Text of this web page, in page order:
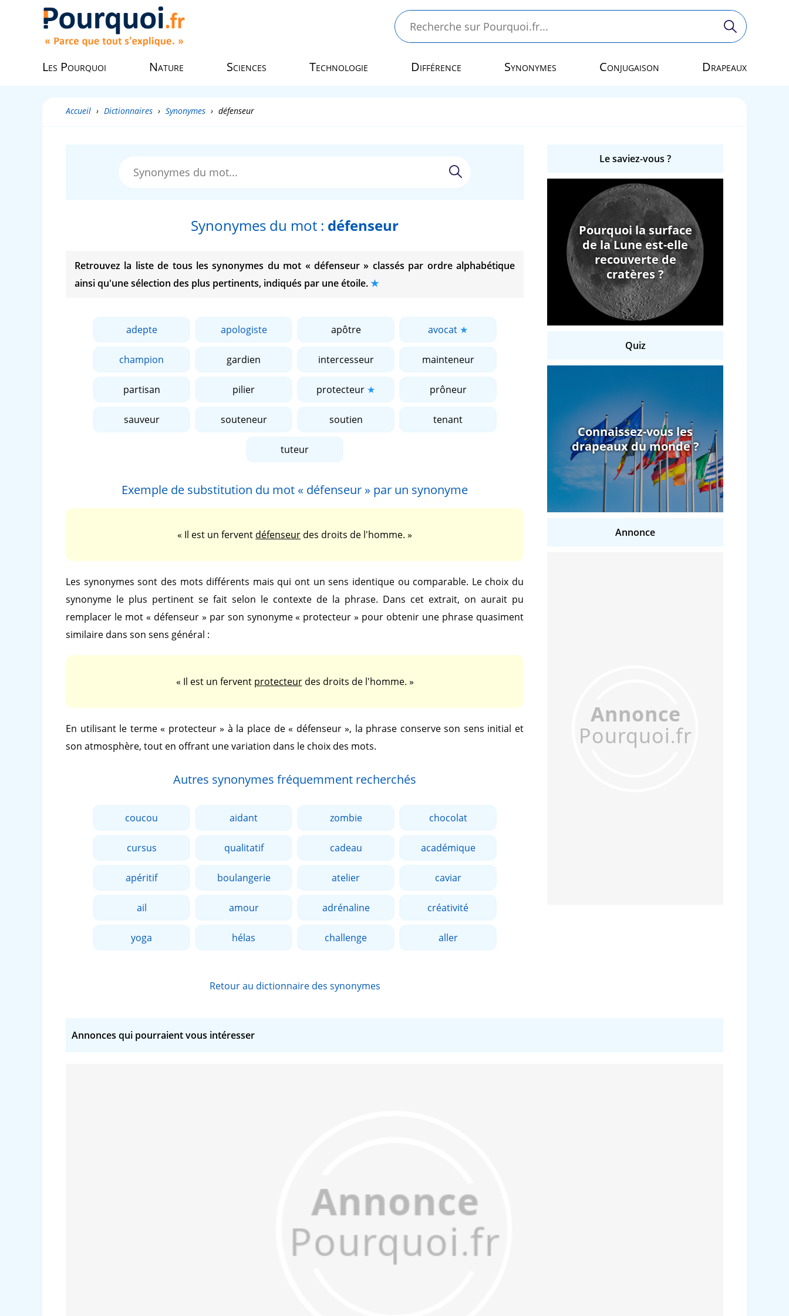
Les Pourquoi Nature Sciences Technologie Différence Synonymes Conjugaison Drapeaux
Accueil › Dictionnaires › Synonymes › défenseur
Synonymes du mot : défenseur
Retrouvez la liste de tous les synonymes du mot « défenseur » classés par ordre alphabétique
ainsi qu'une sélection des plus pertinents, indiqués par une étoile.
adepte apologiste apôtre avocat
champion gardien intercesseur mainteneur
partisan pilier protecteur prôneur
sauveur souteneur soutien tenant
tuteur
Exemple de substitution du mot « défenseur » par un synonyme
« Il est un fervent défenseur des droits de l'homme. »
Les synonymes sont des mots différents mais qui ont un sens identique ou comparable. Le choix du
synonyme le plus pertinent se fait selon le contexte de la phrase. Dans cet extrait, on aurait pu
remplacer le mot « défenseur » par son synonyme« protecteur » pour obtenir une phrase quasiment
similaire dans son sens général :
« Il est un fervent protecteurdes droits de l'homme. »
En utilisant le terme« protecteur » à la place de« défenseur », la phrase conserve son sens initial et
son atmosphère, tout en offrant une variation dans le choix des mots.
Autres synonymes fréquemment recherchés
coucou aidant zombie chocolat
cursus qualitatif cadeau académique
apéritif boulangerie atelier caviar
ail amour adrénaline créativité
yoga hélas challenge aller
Retour au dictionnaire des synonymes
Le saviez-vous ?
Pourquoi la surface
de la Lune est-elle
recouverte de
cratères ?
Quiz
Connaissez-vous les
drapeaux du monde ?
Annonce
Annonces qui pourraient vous intéresser